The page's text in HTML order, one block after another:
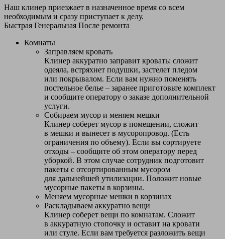
Наш клинер приезжает в назначенное время со всем
необходимым и сразу приступает к делу.
Быстрая Генеральная После ремонта
Комнаты
Заправляем кровать
Клинер аккуратно заправит кровать: сложит
одеяла, встряхнет подушки, застелет пледом
или покрывалом. Если вам нужно поменять
постельное белье – заранее приготовьте комплект
и сообщите оператору о заказе дополнительной
услуги.
Собираем мусор и меняем мешки
Клинер соберет мусор в помещении, сложит
в мешки и вынесет в мусоропровод. (Есть
ограничения по объему). Если вы сортируете
отходы – сообщите об этом оператору перед
уборкой. В этом случае сотрудник подготовит
пакеты с отсортированным мусором
для дальнейшей утилизации. Положит новые
мусорные пакеты в корзины.
Меняем мусорные мешки в корзинах
Раскладываем аккуратно вещи
Клинер соберет вещи по комнатам. Сложит
в аккуратную стопочку и оставит на кровати
или стуле. Если вам требуется разложить вещи